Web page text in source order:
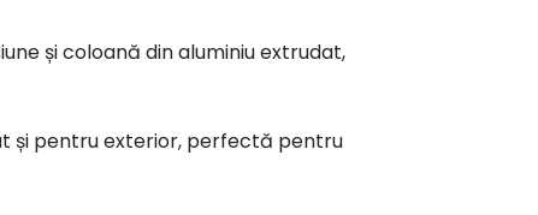
și coloană din aluminiu extrudat,
și pentru exterior, perfectă pentru